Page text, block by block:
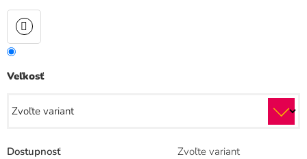
Veľkosť
Dostupnosť
Zvoľte variant